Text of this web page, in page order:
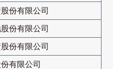
份有限公司
份有限公司
份有限公司
有限公司